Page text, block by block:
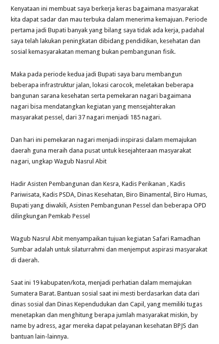
Kenyataan ini membuat saya berkerja keras bagaimana masyarakat
kita dapat sadar dan mau terbuka dalam menerima kemajuan. Periode
pertama jadi Bupati banyak yang bilang saya tidak ada kerja, padahal
saya telah lakukan peningkatan dibidang pendidikan, kesehatan dan
sosial kemasyarakatan memang bukan pembangunan fisik.
Maka pada periode kedua jadi Bupati saya baru membangun
beberapa infrastruktur jalan, lokasi carocok, meletakan beberapa
bangunan sarana kesehatan serta pemekaran nagari bagaimana
nagari bisa mendatangkan kegiatan yang mensejahterakan
masyarakat pessel, dari 37 nagari menjadi 185 nagari.
Dan hari ini pemekaran nagari menjadi inspirasi dalam memajukan
daerah guna meraih dana pusat untuk kesejahteraan masyarakat
nagari, ungkap Wagub Nasrul Abit
Hadir Asisten Pembangunan dan Kesra, Kadis Perikanan , Kadis
Pariwisata, Kadis PSDA, Dinas Kesehatan, Biro Binamental, Biro Humas,
Bupati yang diwakili, Asisten Pembangunan Pessel dan beberapa OPD
dilingkungan Pemkab Pessel
Wagub Nasrul Abit menyampaikan tujuan kegiatan Safari Ramadhan
Sumbar adalah untuk silaturrahmi dan menjemput aspirasi masyarakat
di daerah.
Saat ini 19 kabupaten/kota, menjadi perhatian dalam memajukan
Sumatera Barat. Bantuan sosial saat ini mesti berdasarkan data dari
dinas sosial dan Dinas Kependudukan dan Capil, yang memiliki tugas
menetapkan dan menghitung berapa jumlah masyarakat miskin, by
name by adress, agar mereka dapat pelayanan kesehatan BPJS dan
bantuan lain-lainnya.